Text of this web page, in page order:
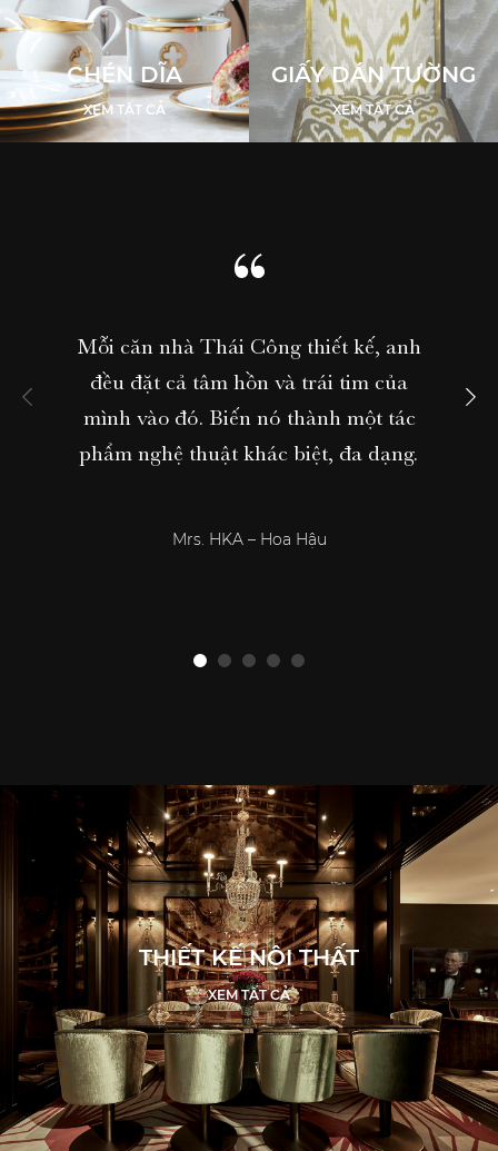
CHÉN DĨA
XEM TẤT CẢ
GIẤY DÁN TƯỜNG
XEM TẤT CẢ
Mỗi căn nhà Thái Công thiết kế, anh
đều đặt cả tâm hồn và trái tim của
mình vào đó. Biến nó thành một tác
phẩm nghệ thuật khác biệt, đa dạng.
Mrs. HKA – Hoa Hậu
Thái
THIẾT KẾ NỘI THẤT
XEM TẤT CẢ